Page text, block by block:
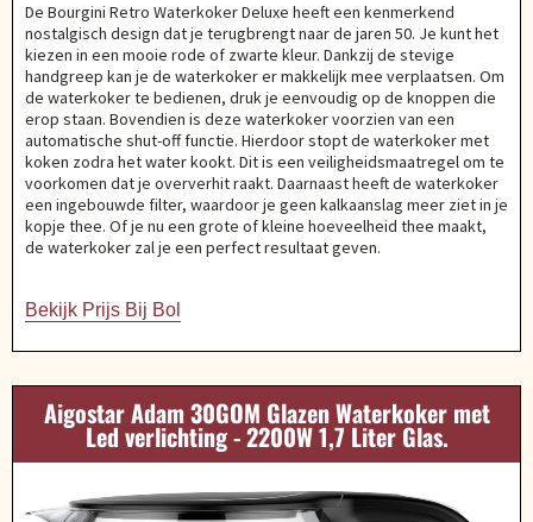
De Bourgini Retro Waterkoker Deluxe heeft een kenmerkend
nostalgisch design dat je terugbrengt naar de jaren 50. Je kunt het
kiezen in een mooie rode of zwarte kleur. Dankzij de stevige
handgreep kan je de waterkoker er makkelijk mee verplaatsen. Om
de waterkoker te bedienen, druk je eenvoudig op de knoppen die
erop staan. Bovendien is deze waterkoker voorzien van een
automatische shut-off functie. Hierdoor stopt de waterkoker met
koken zodra het water kookt. Dit is een veiligheidsmaatregel om te
voorkomen dat je oververhit raakt. Daarnaast heeft de waterkoker
een ingebouwde filter, waardoor je geen kalkaanslag meer ziet in je
kopje thee. Of je nu een grote of kleine hoeveelheid thee maakt,
de waterkoker zal je een perfect resultaat geven.
Bekijk Prijs Bij Bol
Aigostar Adam 30GOM Glazen Waterkoker met
Led verlichting - 2200W 1,7 Liter Glas.